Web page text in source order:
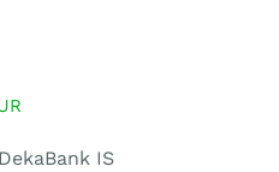
DekaBank IS